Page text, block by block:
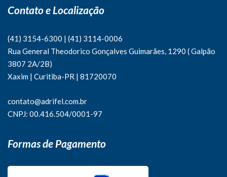
Contato e Localização
(41) 3154-6300 | (41) 3114-0006
Rua General Theodorico Gonçalves Guimarães, 1290 ( Galpão
3807 2A/2B)
Xaxim | Curitiba-PR | 81720070
contato@adrifel.com.br
CNPJ: 00.416.504/0001-97
Formas de Pagamento